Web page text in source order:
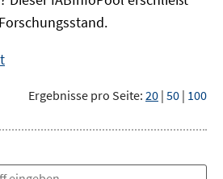
Ergebnisse pro Seite: 20 | 50 | 100